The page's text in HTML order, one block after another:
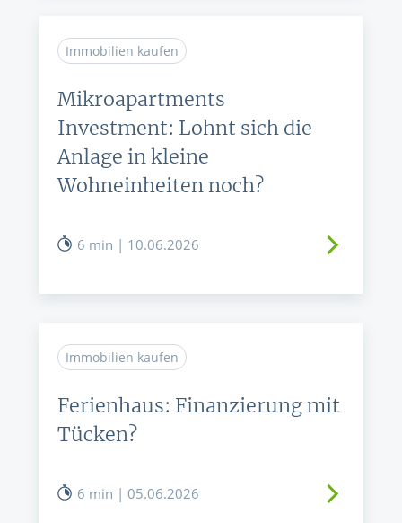
Immobilien kaufen
Mikroapartments
Investment: Lohnt sich die
Anlage in kleine
Wohneinheiten noch?
6 min | 10.06.2026
Immobilien kaufen
Ferienhaus: Finanzierung mit
Tücken?
6 min | 05.06.2026